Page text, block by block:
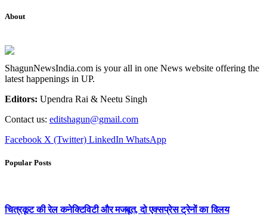
About
ShagunNewsIndia.com is your all in one News website offering the
latest happenings in UP.
Editors: Upendra Rai & Neetu Singh
Contact us: editshagun@gmail.com
Facebook X (Twitter) LinkedIn WhatsApp
Popular Posts
चित्रकूट की रेल कनेक्टिविटी और मजबूत, दो एक्सप्रेस ट्रेनों का विलय